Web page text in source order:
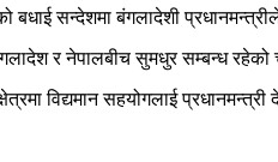
बधाई सन्देशमा बंगलादेशी
र नेपालबीच सुमधुर सम्बन्ध रहेको
विद्यमान सहयोगलाई